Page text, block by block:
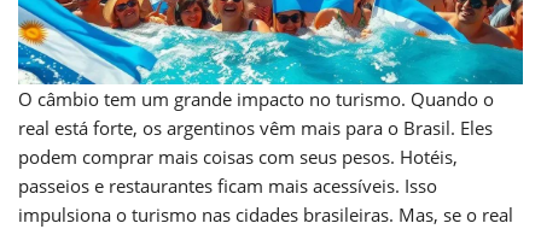
O câmbio tem um grande impacto no turismo. Quando o
real está forte, os argentinos vêm mais para o Brasil. Eles
podem comprar mais coisas com seus pesos. Hotéis,
passeios e restaurantes ficam mais acessíveis. Isso
impulsiona o turismo nas cidades brasileiras. Mas, se o real